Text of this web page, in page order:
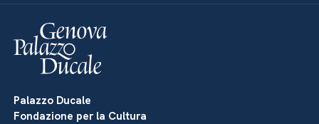
Palazzo Ducale
Fondazione per la Cultura